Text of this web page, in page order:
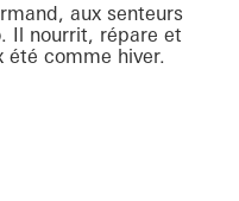
aux senteurs
Il nourrit, répare et
été comme hiver.